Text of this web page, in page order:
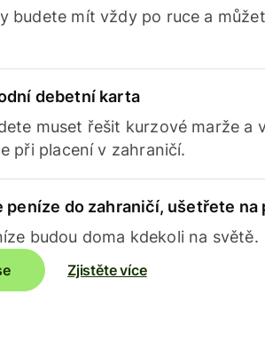
budete mít vždy po ruce a
debetní karta
muset řešit kurzové marže a
při placení v zahraničí.
peníze do zahraničí, ušetřete na
budou doma kdekoli na světě.
Zjistěte více